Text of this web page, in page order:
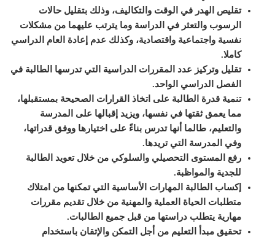
تقليص الهدر في الوقت والتكاليف، وذلك بتقليل حالات
الرسوب والتعثر في الدراسة وما يترتب عليهما من مشكلات
نفسية واجتماعية واقتصادية، وكذلك عدم إعادة العام الدراسي
كاملا.
تقليل وتركيز عدد المقررات الدراسية التي تدرسها الطالبة في
الفصل الدراسي الواحد.
تنمية قدرة الطالبة على اتخاذ القرارات الصحيحة بمستقبلها،
مما يعمق ثقتها في نفسها، ويزيد إقبالها على المدرسة
والتعليم، طالما أنها تدرس بناءً على اختيارها ووفق قدراتها،
وفي المدرسة التي تريدها.
رفع المستوى التحصيلي والسلوكي من خلال تعويد الطالبة
للجدية والمواظبة.
إكساب الطالبة المهارات الأساسية التي تمكنها من امتلاك
متطلبات الحياة العملية والمهنية من خلال تقديم مقررات
مهارية يتطلب دراستها من قبل جميع الطالبات.
تحقيق مبدأ التعليم من أجل التمكن والإتقان باستخدام